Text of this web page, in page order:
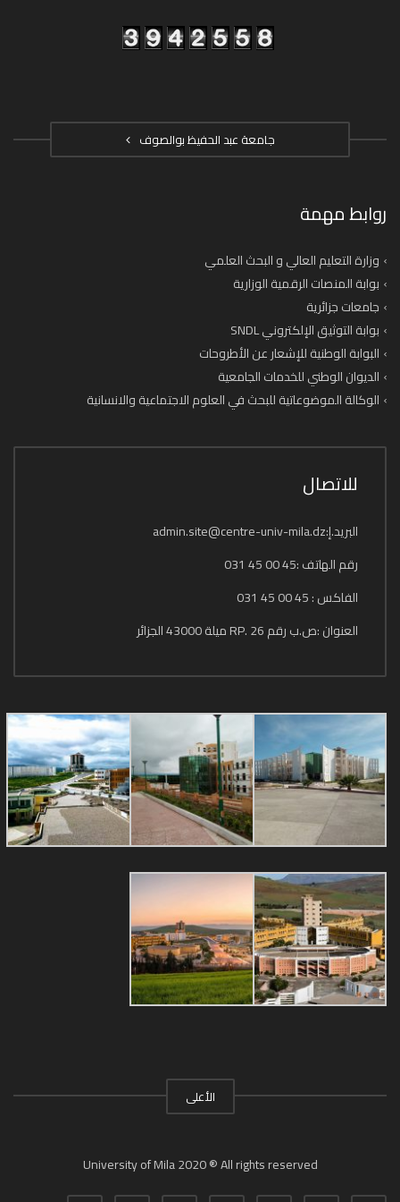
جامعة عبد الحفيظ بوالصوف
روابط مهمة
وزارة التعليم العالي و البحث العلمي
بوابة المنصات الرقمية الوزارية
جامعات جزائرية
بوابة التوثيق الإلكتروني SNDL
البوابة الوطنية للإشعار عن الأطروحات
الديوان الوطني للخدمات الجامعية
الوكالة الموضوعاتية للبحث في العلوم الاجتماعية والانسانية
للاتصال
البريد.إ:admin.site@centre-univ-mila.dz
رقم الهاتف :45 00 45 031
الفاكس : 45 00 45 031
العنوان :ص.ب رقم 26 .RP ميلة 43000 الجزائر
الأعلى
University of Mila 2020 ® All rights reserved